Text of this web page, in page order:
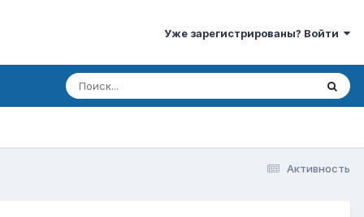
Уже зарегистрированы? Войти
Активность